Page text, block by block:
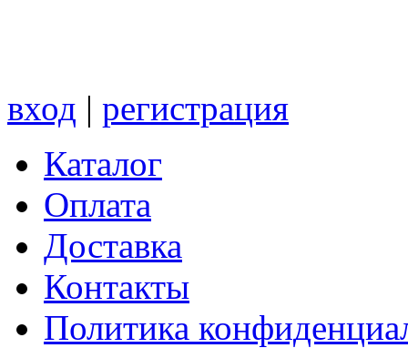
вход | регистрация
Каталог
Оплата
Доставка
Контакты
Политика